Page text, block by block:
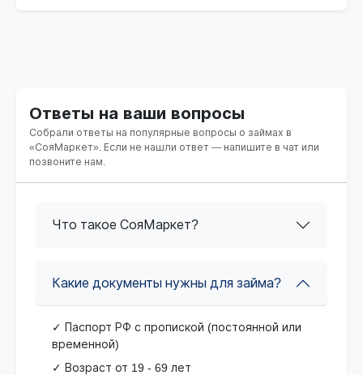
Ответы на ваши вопросы
Собрали ответы на популярные вопросы о займах в
«СояМаркет». Если не нашли ответ — напишите в чат или
позвоните нам.
Что такое СояМаркет?
Какие документы нужны для займа?
✓ Паспорт РФ с пропиской (постоянной или
временной)
✓ Возраст от 19 - 69 лет